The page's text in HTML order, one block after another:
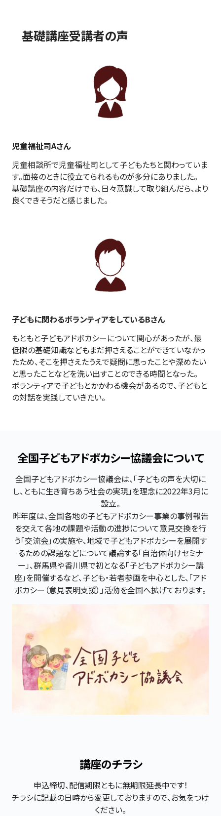
基礎講座受講者の声
児童福祉司Aさん
児童相談所で児童福祉司として子どもたちと関わっていま
す。面接のときに役立てられるものが多分にありました。
基礎講座の内容だけでも、日々意識して取り組んだら、より
良くできそうだと感じました。
子どもに関わるボランティアをしているBさん
もともと子どもアドボカシーについて関心があったが、最
低限の基礎知識などもまだ押さえることができていなかっ
たため、そこを押さえたうえで疑問に思ったことや深めたい
と思ったことなどを洗い出すことのできる時間となった。
ボランティアで子どもとかかわる機会があるので、子どもと
の対話を実践していきたい。
全国子どもアドボカシー協議会について
全国子どもアドボカシー協議会は、「子どもの声を大切に
し、ともに生き育ちあう社会の実現」を理念に2022年3月に
設立。
昨年度は、全国各地の子どもアドボカシー事業の事例報告
を交えて各地の課題や活動の進捗について意見交換を行
う「交流会」の実施や、地域で子どもアドボカシーを展開す
るための課題などについて議論する「自治体向けセミナ
ー」、群馬県や香川県で初となる「子どもアドボカシー講
座」を開催するなど、子ども・若者参画を中心とした、「アド
ボカシー（意見表明支援）」活動を全国へ拡げております。
講座のチラシ
申込締切、配信期限ともに無期限延長中です！
チラシに記載の日時から変更しておりますので、お気をつけ
ください。